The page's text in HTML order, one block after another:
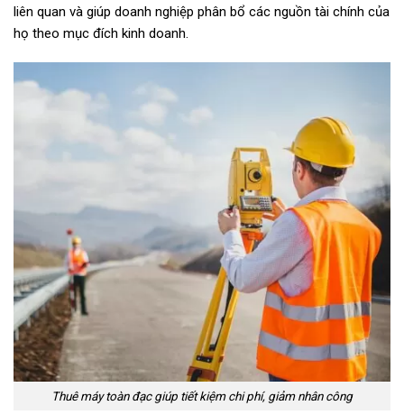
liên quan và giúp doanh nghiệp phân bổ các nguồn tài chính của
họ theo mục đích kinh doanh.
Thuê máy toàn đạc giúp tiết kiệm chi phí, giảm nhân công